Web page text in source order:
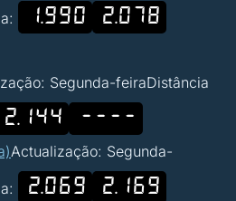
1.990
2.078
Segunda-feiraDistância
2.144 ----
Actualização: Segunda-
2.069
2.169